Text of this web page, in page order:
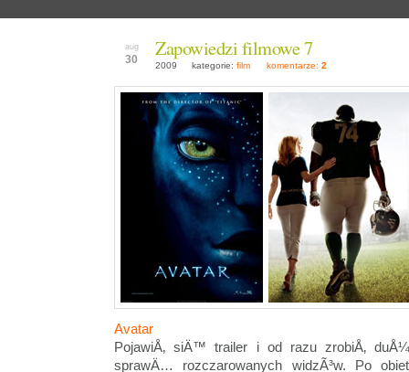
aug
30 Zapowiedzi filmowe 7
2009 kategorie: film komentarze: 2
Avatar
PojawiÅ‚ siÄ™ trailer i od razu zrobiÅ‚
sprawÄ… rozczarowanych widzÃ³w. Po